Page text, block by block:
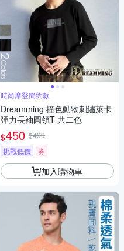
時尚摩登簡約款
Dreamming 撞色動物刺繡萊卡
彈力長袖圓領T-共二色
$450 $499
挑戰低價
券
加入購物車